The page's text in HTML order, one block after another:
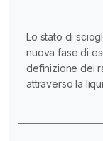
Lo stato di
nuova fase di
definizione dei
attraverso la